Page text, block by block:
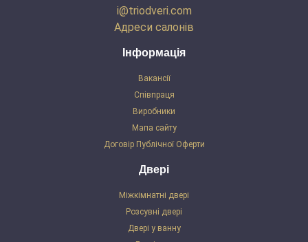
Інформація
Вакансії
Співпраця
Виробники
Мапа сайту
Договір Публічної Оферти
Двері
Міжкімнатні двері
Розсувні двері
Двері у ванну
i@triodveri.com
Адреси салонів